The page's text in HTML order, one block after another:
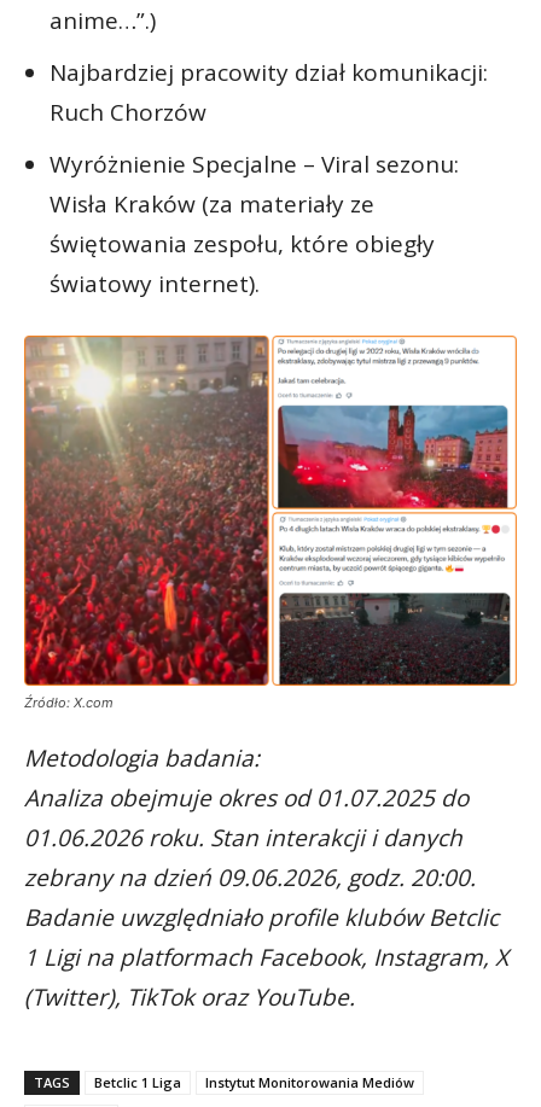
anime…”.)
Najbardziej pracowity dział komunikacji:
Ruch Chorzów
Wyróżnienie Specjalne – Viral sezonu:
Wisła Kraków (za materiały ze
świętowania zespołu, które obiegły
światowy internet).
Źródło: X.com
Metodologia badania:
Analiza obejmuje okres od 01.07.2025 do
01.06.2026 roku. Stan interakcji i danych
zebrany na dzień 09.06.2026, godz. 20:00.
Badanie uwzględniało profile klubów Betclic
1 Ligi na platformach Facebook, Instagram, X
(Twitter), TikTok oraz YouTube.
TAGS Betclic 1 Liga
Instytut Monitorowania Mediów